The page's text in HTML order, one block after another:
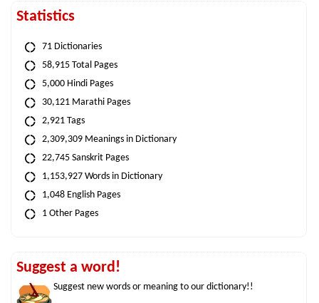
Statistics
71 Dictionaries
58,915 Total Pages
5,000 Hindi Pages
30,121 Marathi Pages
2,921 Tags
2,309,309 Meanings in Dictionary
22,745 Sanskrit Pages
1,153,927 Words in Dictionary
1,048 English Pages
1 Other Pages
Suggest a word!
Suggest new words or meaning to our dictionary!!